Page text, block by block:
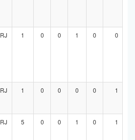
RJ 1 0 0 1 0 0
RJ 1 0 0 0 0 1
RJ 5 0 0 1 0 1